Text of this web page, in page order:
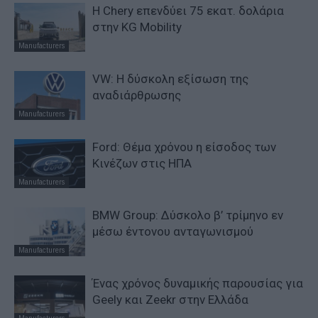
Manufacturers
Η Chery επενδύει 75 εκατ. δολάρια
στην KG Mobility
Manufacturers
VW: Η δύσκολη εξίσωση της
αναδιάρθρωσης
Manufacturers
Ford: Θέμα χρόνου η είσοδος των
Κινέζων στις ΗΠΑ
Manufacturers
BMW Group: Δύσκολο β’ τρίμηνο εν
μέσω έντονου ανταγωνισμού
Ένας χρόνος δυναμικής παρουσίας για
Geely και Zeekr στην Ελλάδα